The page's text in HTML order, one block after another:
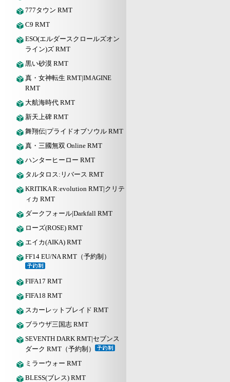
777タウン RMT
C9 RMT
ESO(エルダースクロールズオン
ライン)ズ RMT
黒い砂漠 RMT
真・女神転生 RMT|IMAGINE
RMT
大航海時代 RMT
新天上碑 RMT
舞翔伝|プライドオブソウル RMT
真・三國無双 Online RMT
ハンターヒーロー RMT
タルタロス:リバース RMT
KRITIKA R:evolution RMT|クリテ
ィカ RMT
ダークフォール|Darkfall RMT
ローズ(ROSE) RMT
エイカ(AIKA) RMT
FF14 EU/NA RMT（予約制）
FIFA17 RMT
FIFA18 RMT
スカーレットブレイド RMT
ブラウザ三国志 RMT
SEVENTH DARK RMT|セブンス
ダーク RMT（予約制）
ミラーウォー RMT
BLESS(ブレス) RMT